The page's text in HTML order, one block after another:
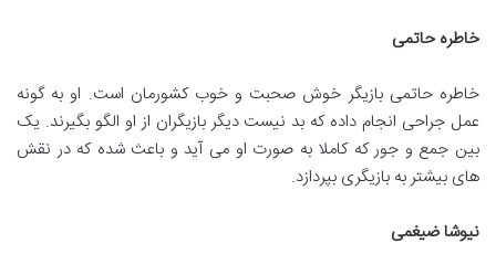
خاطره حاتمی
خاطره حاتمی بازیگر خوش صحبت و خوب کشورمان است. او به گونه
عمل جراحی انجام داده که بد نیست دیگر بازیگران از او الگو بگیرند. یک
بین جمع و جور که کاملا به صورت او می آید و باعث شده که در نقش
های بیشتر به بازیگری بپردازد.
نیوشا ضیغمی